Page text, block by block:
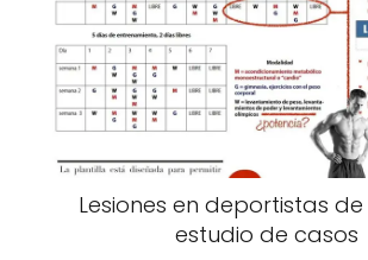
Lesiones en deportistas de
estudio de casos